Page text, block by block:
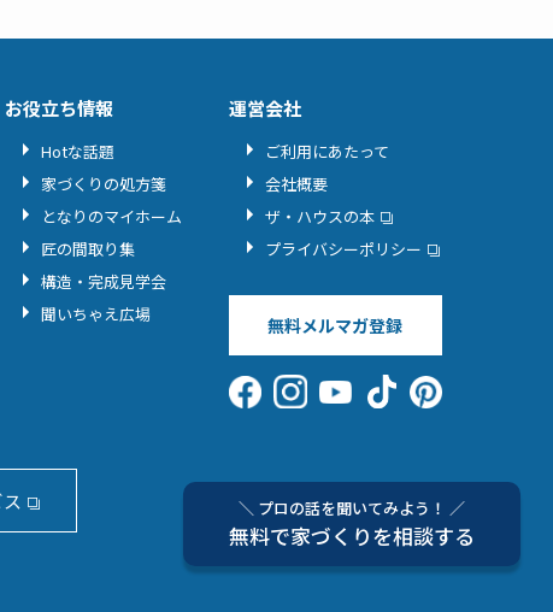
＼ プロの話を聞いてみよう！ ／
無料で家づくりを相談する
お役立ち情報
Hotな話題
家づくりの処方箋
となりのマイホーム
匠の間取り集
構造・完成見学会
聞いちゃえ広場
運営会社
ご利用にあたって
会社概要
ザ・ハウスの本
プライバシーポリシー
無料メルマガ登録